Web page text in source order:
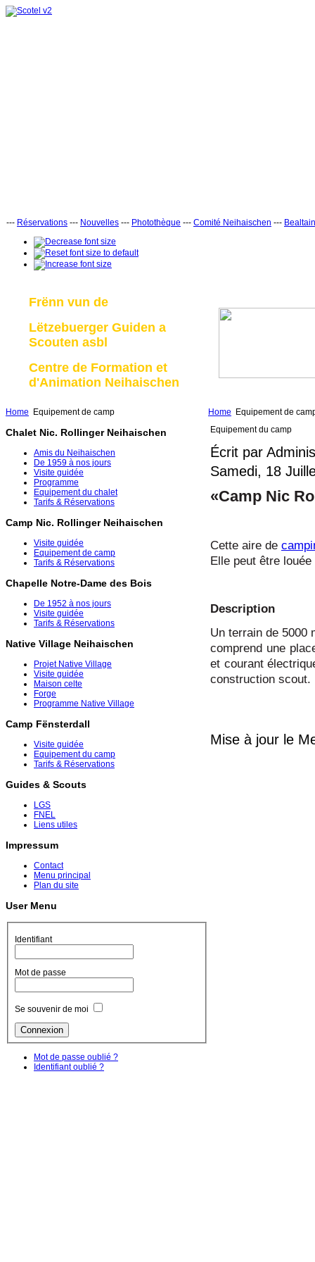
--- Réservations --- Nouvelles --- Photothèque --- Comité Neihaischen ---
Frënn vun de
Lëtzebuerger Guiden a
Scouten asbl
Centre de Formation et
d'Animation Neihaischen
Home Equipement de camp
Chalet Nic. Rollinger Neihaischen
Amis du Neihaischen
De 1959 à nos jours
Visite guidée
Programme
Equipement du chalet
Tarifs & Réservations
Camp Nic. Rollinger Neihaischen
Visite guidée
Equipement de camp
Tarifs & Réservations
Chapelle Notre-Dame des Bois
De 1952 à nos jours
Visite guidée
Tarifs & Réservations
Native Village Neihaischen
Projet Native Village
Visite guidée
Maison celte
Forge
Programme Native Village
Camp Fënsterdall
Visite guidée
Equipement du camp
Tarifs & Réservations
Guides & Scouts
LGS
FNEL
Liens utiles
Impressum
Contact
Menu principal
Plan du site
User Menu
Identifiant
Mot de passe
Se souvenir de moi
Mot de passe oublié ?
Identifiant oublié ?
Home
Equipement de
Equipement du camp
Écrit par
Samedi, 18
«Camp Nic
Cette aire de
Elle peut être
Description
Un terrain de 5000
comprend une
et courant
construction scout.
Mise à jour le